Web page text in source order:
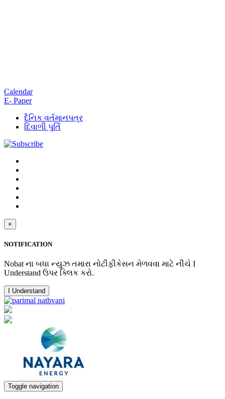
Calendar
E- Paper
દૈનિક વર્તમાનપત્ર
દિવાળી પુર્તિ
×
NOTIFICATION
Nobat ના બધા ન્યુઝ તમારા નોટીફીકેસન મેળવવા માટે નીચે I
Understand ઉપર ક્લિક કરો.
I Understand
Toggle navigation